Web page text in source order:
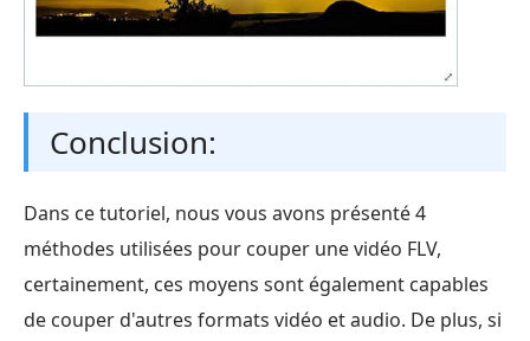
Conclusion:
Dans ce tutoriel, nous vous avons présenté 4
méthodes utilisées pour couper une vidéo FLV,
certainement, ces moyens sont également capables
de couper d'autres formats vidéo et audio. De plus, si